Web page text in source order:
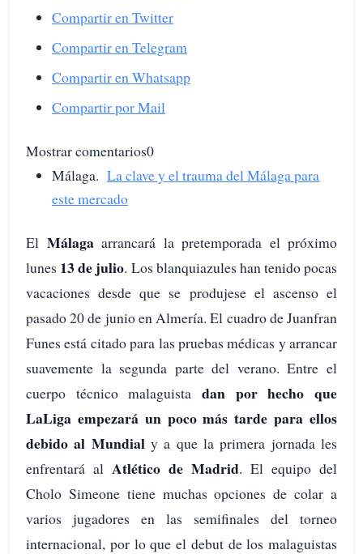
Compartir en Twitter
Compartir en Telegram
Compartir en Whatsapp
Compartir por Mail
Mostrar comentarios0
Málaga. La clave y el trauma del Málaga para
este mercado
El Málaga arrancará la pretemporada el próximo
lunes 13 de julio. Los blanquiazules han tenido pocas
vacaciones desde que se produjese el ascenso el
pasado 20 de junio en Almería. El cuadro de Juanfran
Funes está citado para las pruebas médicas y arrancar
suavemente la segunda parte del verano. Entre el
cuerpo técnico malaguista dan por hecho que
LaLiga empezará un poco más tarde para ellos
debido al Mundial y a que la primera jornada les
enfrentará al Atlético de Madrid. El equipo del
Cholo Simeone tiene muchas opciones de colar a
varios jugadores en las semifinales del torneo
internacional, por lo que el debut de los malaguistas